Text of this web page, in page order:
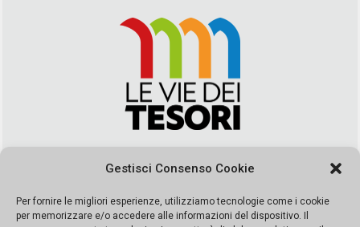
Gestisci Consenso Cookie
Per fornire le migliori esperienze, utilizziamo tecnologie come i cookie
per memorizzare e/o accedere alle informazioni del dispositivo. Il
segreteria@leviedeitesori.it